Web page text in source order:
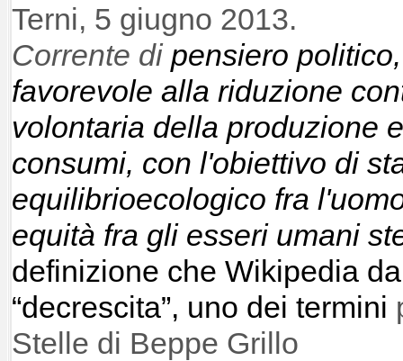
Terni, 5 giugno 2013.
Corrente di pensiero politico
favorevole alla riduzione
volontaria della produzione
consumi, con l'obiettivo di
equilibrioecologico fra
equità fra gli esseri umani
definizione che Wikipedia
“decrescita”, uno dei termini
Stelle di Beppe Grillo